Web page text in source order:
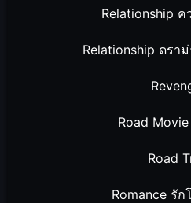
Relationship
Relationship ดรา
Road
Road
Romance รั